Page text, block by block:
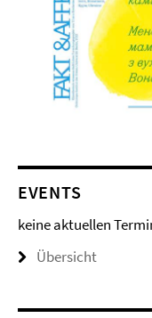
EVENTS
keine aktuellen
Übersicht